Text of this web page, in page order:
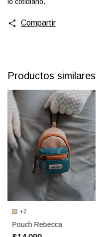
Compartir
Productos similares
+2
Pouch Rebecca